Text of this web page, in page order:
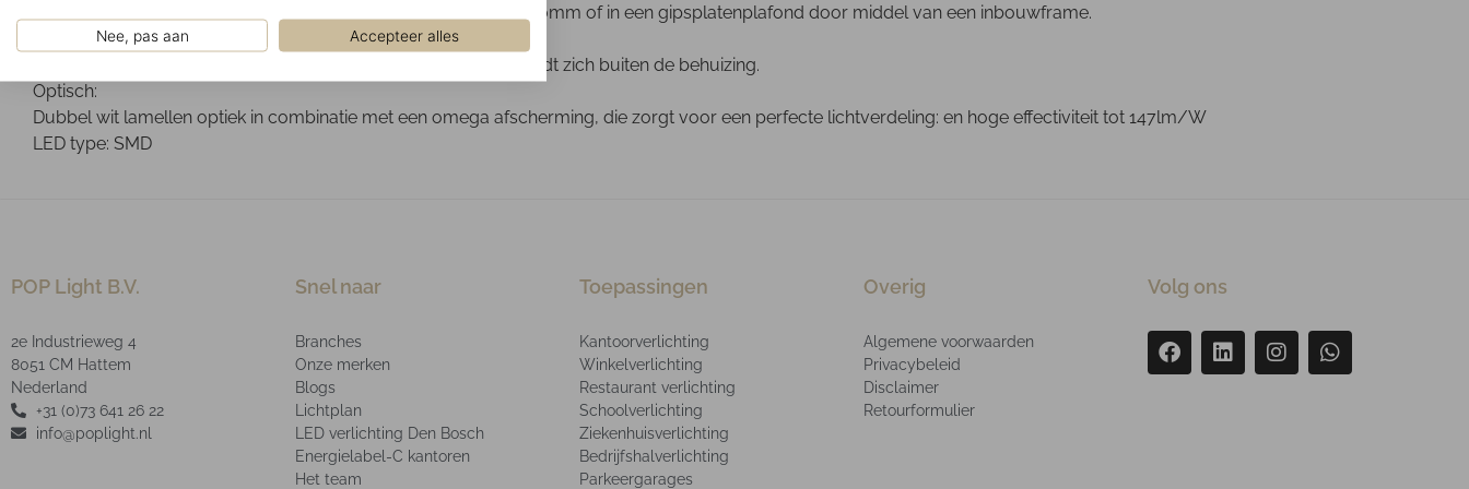
Nee, pas aan Accepteer alles
Geïnstalleerd in een verlaagd systeemplafond moduulmaat 600mm of in een gipsplatenplafond door middel van een inbouwframe.
Ontwerp:
Gepoedercoat gegalvaniseerd stalen behuizing. De driver bevindt zich buiten de behuizing.
Optisch:
Dubbel wit lamellen optiek in combinatie met een omega afscherming, die zorgt voor een perfecte lichtverdeling: en hoge effectiviteit tot 147lm/W
LED type: SMD
POP Light B.V.
2e Industrieweg 4
8051 CM Hattem
Nederland
+31 (0)73 641 26 22
info@poplight.nl
Snel naar
Branches
Onze merken
Blogs
Lichtplan
LED verlichting Den Bosch
Energielabel-C kantoren
Het team
Toepassingen
Kantoorverlichting
Winkelverlichting
Restaurant verlichting
Schoolverlichting
Ziekenhuisverlichting
Bedrijfshalverlichting
Parkeergarages
Overig
Algemene voorwaarden
Privacybeleid
Disclaimer
Retourformulier
Volg ons